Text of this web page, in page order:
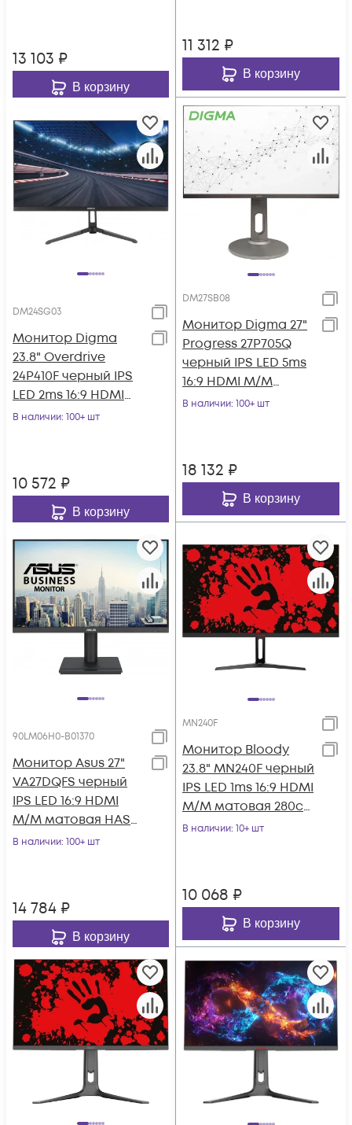
13 103 ₽
В корзину
11 312 ₽
В корзину
DM24SG03
Монитор Digma
23.8" Overdrive
24P410F черный IPS
LED 2ms 16:9 HDMI
матовая 300cd
В наличии: 100+ шт
10 572 ₽
В корзину
DM27SB08
Монитор Digma 27"
Progress 27P705Q
черный IPS LED 5ms
16:9 HDMI M/M
матовая HAS 300cd
В наличии: 100+ шт
18 132 ₽
В корзину
90LM06H0-B01370
Монитор Asus 27"
VA27DQFS черный
IPS LED 16:9 HDMI
M/M матовая HAS
Piv 1000:1 300cd
В наличии: 100+ шт
14 784 ₽
В корзину
MN240F
Монитор Bloody
23.8" MN240F черный
IPS LED 1ms 16:9 HDMI
M/M матовая 280cd
178гр/178гр 1920x1080
В наличии: 10+ шт
10 068 ₽
В корзину